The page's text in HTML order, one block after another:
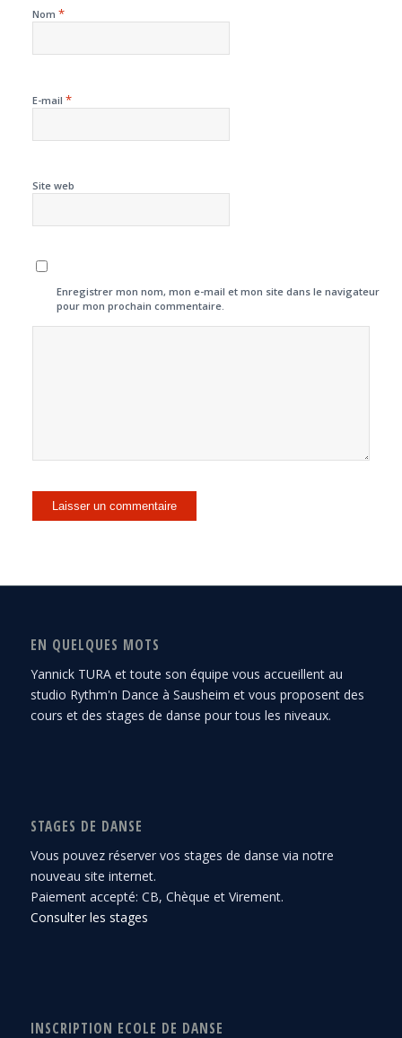
Nom *
E-mail *
Site web
Enregistrer mon nom, mon e-mail et mon site dans le navigateur
pour mon prochain commentaire.
EN QUELQUES MOTS
Yannick TURA et toute son équipe vous accueillent au
studio Rythm'n Dance à Sausheim et vous proposent des
cours et des stages de danse pour tous les niveaux.
STAGES DE DANSE
Vous pouvez réserver vos stages de danse via notre
nouveau site internet.
Paiement accepté: CB, Chèque et Virement.
Consulter les stages
INSCRIPTION ECOLE DE DANSE